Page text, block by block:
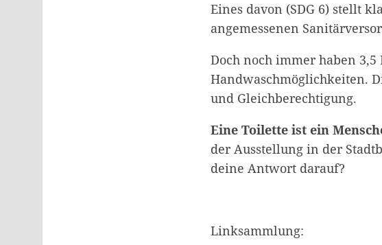
Eines davon (SDG 6) stellt
angemessenen
Doch noch immer haben
Handwaschmöglichkeiten.
und Gleichberechtigung.
Eine Toilette ist ein
der Ausstellung in der
deine Antwort darauf?
Linksammlung: